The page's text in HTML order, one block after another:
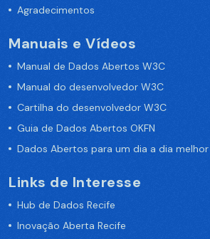
Agradecimentos
Manuais e Vídeos
Manual de Dados Abertos W3C
Manual do desenvolvedor W3C
Cartilha do desenvolvedor W3C
Guia de Dados Abertos OKFN
Dados Abertos para um dia a dia melhor
Links de Interesse
Hub de Dados Recife
Inovação Aberta Recife